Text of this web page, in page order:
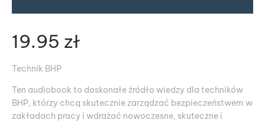
19.95 zł
Technik BHP
Ten audiobook to doskonałe źródło wiedzy dla techników
BHP, którzy chcą skutecznie zarządzać bezpieczeństwem w
zakładach pracy i wdrażać nowoczesne, skuteczne i